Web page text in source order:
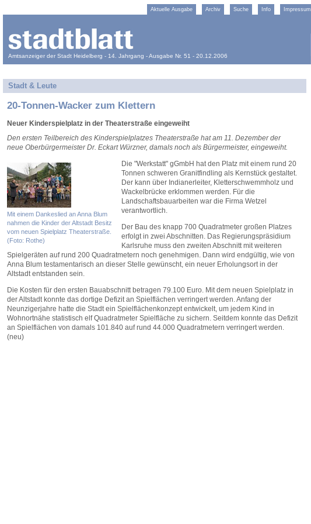
Aktuelle Ausgabe Archiv Suche Info Impressum
Amtsanzeiger der Stadt Heidelberg - 14. Jahrgang - Ausgabe Nr. 51 - 20.12.2006
Stadt & Leute
20-Tonnen-Wacker zum Klettern
Neuer Kinderspielplatz in der Theaterstraße eingeweiht
Den ersten Teilbereich des Kinderspielplatzes Theaterstraße hat am 11. Dezember der
neue Oberbürgermeister Dr. Eckart Würzner, damals noch als Bürgermeister, eingeweiht.
Mit einem Dankeslied an Anna Blum
nahmen die Kinder der Altstadt Besitz
vom neuen Spielplatz Theaterstraße.
(Foto: Rothe)
Die "Werkstatt" gGmbH hat den Platz mit einem rund 20
Tonnen schweren Granitfindling als Kernstück gestaltet.
Der kann über Indianerleiter, Kletterschwemmholz und
Wackelbrücke erklommen werden. Für die
Landschaftsbauarbeiten war die Firma Wetzel
verantwortlich.
Der Bau des knapp 700 Quadratmeter großen Platzes
erfolgt in zwei Abschnitten. Das Regierungspräsidium
Karlsruhe muss den zweiten Abschnitt mit weiteren
Spielgeräten auf rund 200 Quadratmetern noch genehmigen. Dann wird endgültig, wie von
Anna Blum testamentarisch an dieser Stelle gewünscht, ein neuer Erholungsort in der
Altstadt entstanden sein.
Die Kosten für den ersten Bauabschnitt betragen 79.100 Euro. Mit dem neuen Spielplatz in
der Altstadt konnte das dortige Defizit an Spielflächen verringert werden. Anfang der
Neunzigerjahre hatte die Stadt ein Spielflächenkonzept entwickelt, um jedem Kind in
Wohnortnähe statistisch elf Quadratmeter Spielfläche zu sichern. Seitdem konnte das Defizit
an Spielflächen von damals 101.840 auf rund 44.000 Quadratmetern verringert werden.
(neu)